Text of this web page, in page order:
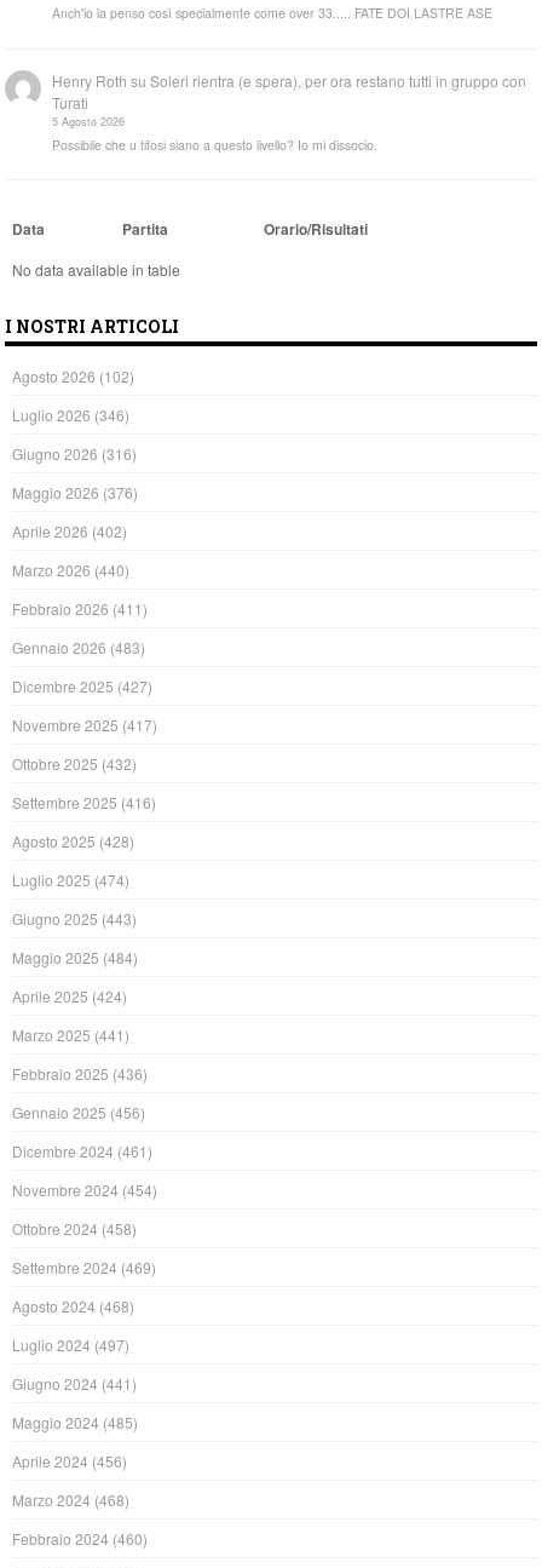
Anch'io la penso così specialmente come over 33..... FATE DOI LASTRE ASE
Henry Roth suSoleri rientra (e spera), per ora restano tutti in gruppo con
Turati
5 Agosto 2026
Possibile che u tifosi siano a questo livello? Io mi dissocio.
Data Partita Orario/Risultati
No data available in table
I NOSTRI ARTICOLI
Agosto 2026 (102)
Luglio 2026 (346)
Giugno 2026 (316)
Maggio 2026 (376)
Aprile 2026 (402)
Marzo 2026 (440)
Febbraio 2026 (411)
Gennaio 2026 (483)
Dicembre 2025 (427)
Novembre 2025 (417)
Ottobre 2025 (432)
Settembre 2025 (416)
Agosto 2025 (428)
Luglio 2025 (474)
Giugno 2025 (443)
Maggio 2025 (484)
Aprile 2025 (424)
Marzo 2025 (441)
Febbraio 2025 (436)
Gennaio 2025 (456)
Dicembre 2024 (461)
Novembre 2024 (454)
Ottobre 2024 (458)
Settembre 2024 (469)
Agosto 2024 (468)
Luglio 2024 (497)
Giugno 2024 (441)
Maggio 2024 (485)
Aprile 2024 (456)
Marzo 2024 (468)
Febbraio 2024 (460)